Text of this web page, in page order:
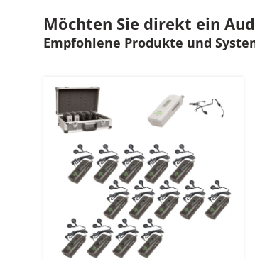
Möchten Sie direkt ein
Empfohlene Produkte und